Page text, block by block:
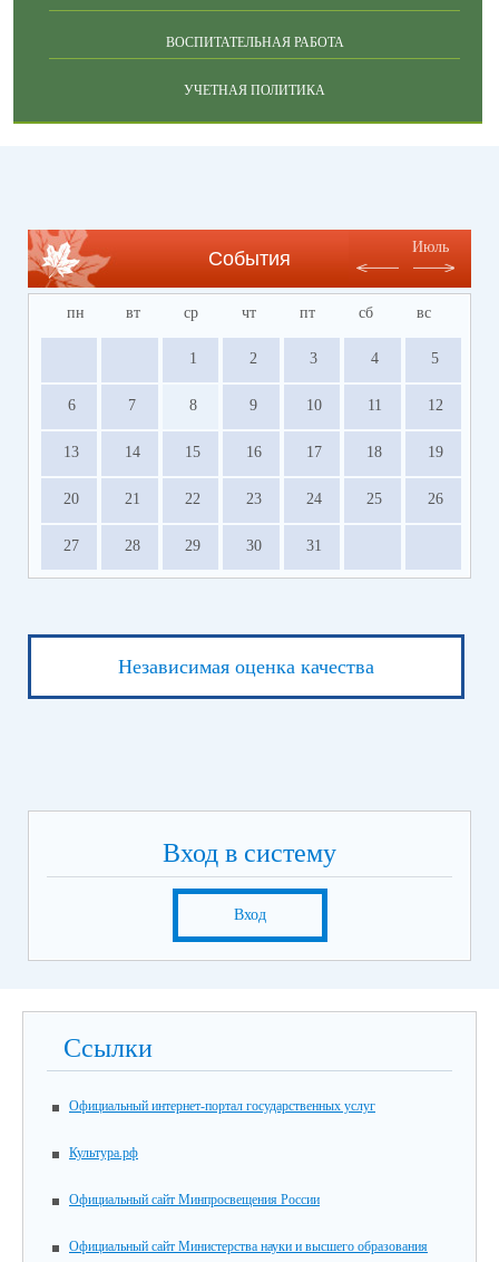
ВОСПИТАТЕЛЬНАЯ РАБОТА
УЧЕТНАЯ ПОЛИТИКА
События
Июль
пн вт ср чт пт сб вс
1 2 3 4 5
6 7 8 9 10 11 12
13 14 15 16 17 18 19
20 21 22 23 24 25 26
27 28 29 30 31
Независимая оценка качества
Вход в систему
Вход
Ссылки
Официальный интернет-портал государственных услуг
Культура.рф
Официальный сайт Минпросвещения России
Официальный сайт Министерства науки и высшего образования